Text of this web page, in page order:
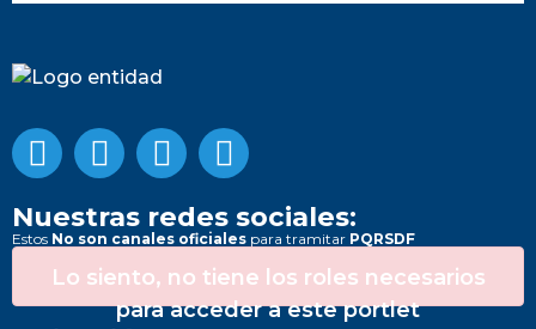
Nuestras redes sociales:
Estos No son canales oficiales para tramitar PQRSDF
Lo siento, no tiene los roles necesarios
para acceder a este portlet